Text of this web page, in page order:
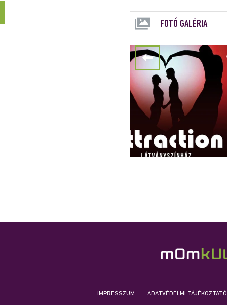
FOTÓ GALÉRIA
IMPRESSZUM ADATVÉDELMI TÁJÉKOZTATÓ